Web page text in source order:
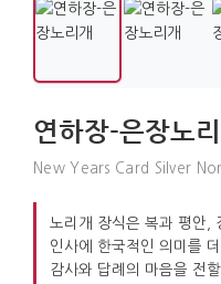
연하장-은장노
New Years Card Silver
노리개 장식은 복과 평안,
인사에 한국적인 의미를
감사와 답례의 마음을 전